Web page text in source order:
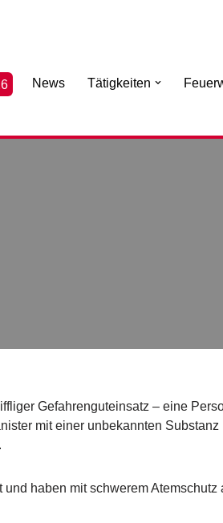
News Tätigkeiten
Gefahrenguteinsatz – eine
mit einer unbekannten
haben mit schwerem